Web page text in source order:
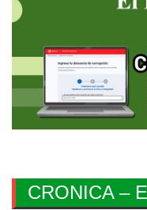
CRONICA –